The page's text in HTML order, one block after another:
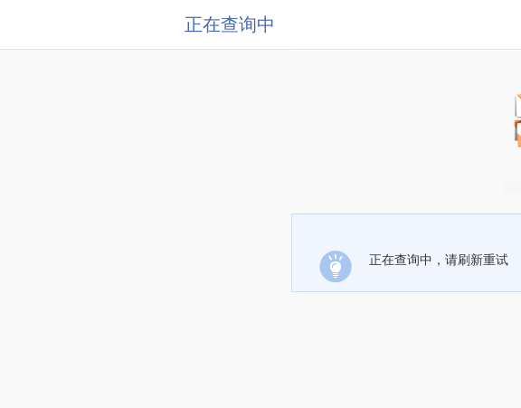
正在查询中
正在查询中，请刷新重试